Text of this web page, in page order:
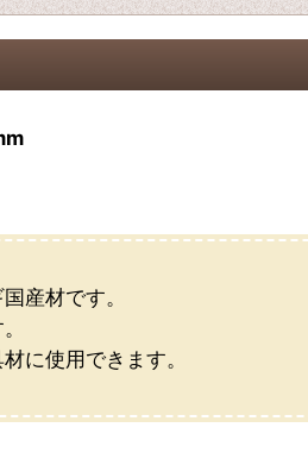
産材です。
に使用できます。